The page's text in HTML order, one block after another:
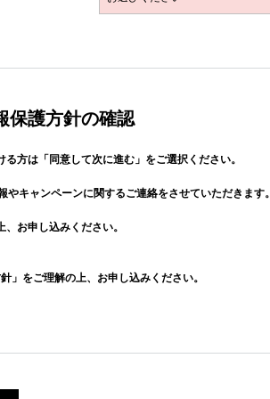
保護方針の確認
方は「同意して次に進む」をご選択ください。
やキャンペーンに関するご連絡をさせていただきます。
お申し込みください。
」をご理解の上、お申し込みください。